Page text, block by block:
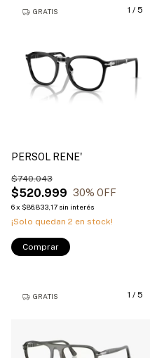
1 / 5
GRATIS
PERSOL RENE'
$520.999
$740.043
30% OFF
6x $86.833,17 sin interés
¡Solo quedan 2 en stock!
Comprar
1 / 5
GRATIS